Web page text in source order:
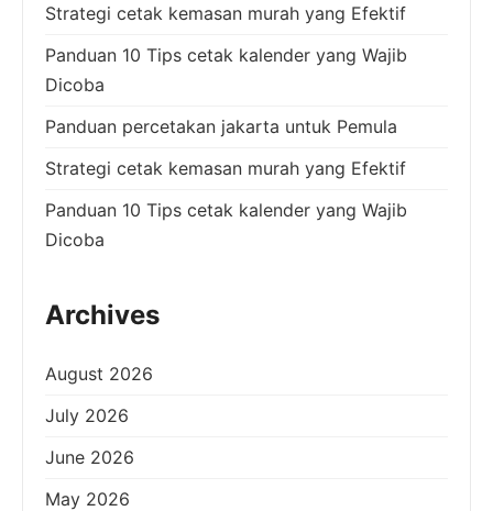
Strategi cetak kemasan murah yang Efektif
Panduan 10 Tips cetak kalender yang Wajib
Dicoba
Panduan percetakan jakarta untuk Pemula
Strategi cetak kemasan murah yang Efektif
Panduan 10 Tips cetak kalender yang Wajib
Dicoba
Archives
August 2026
July 2026
June 2026
May 2026